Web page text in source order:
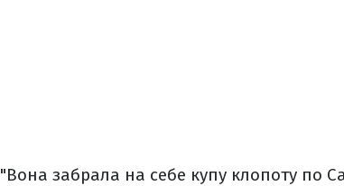
"Вона забрала на себе купу клопоту по